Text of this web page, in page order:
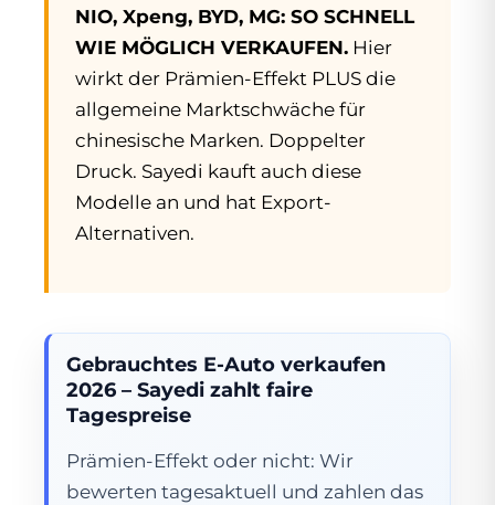
NIO, Xpeng, BYD, MG: SO SCHNELL
WIE MÖGLICH VERKAUFEN. Hier
wirkt der Prämien-Effekt PLUS die
allgemeine Marktschwäche für
chinesische Marken. Doppelter
Druck. Sayedi kauft auch diese
Modelle an und hat Export-
Alternativen.
Gebrauchtes E-Auto verkaufen
2026 – Sayedi zahlt faire
Tagespreise
Prämien-Effekt oder nicht: Wir
bewerten tagesaktuell und zahlen das